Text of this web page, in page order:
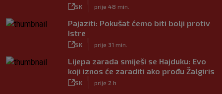
SK prije 48 min.
Pajaziti: Pokušat ćemo biti bolji protiv
Istre
SK prije 31 min.
Lijepa zarada smiješi se Hajduku: Evo
koji iznos će zaraditi ako prođu Žalgiris
SK prije 2 h